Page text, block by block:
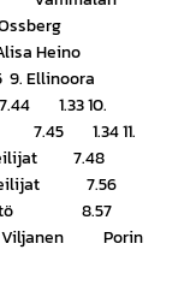
Ossberg
Heino
Ellinoora
1.33 10.
7.45 1.34 11.
7.48
7.56
Pyrintö 8.57
Viljanen Porin